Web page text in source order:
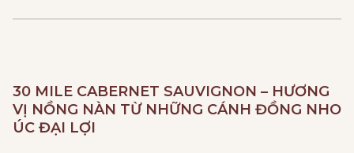
30 MILE CABERNET SAUVIGNON – HƯƠNG
VỊ NỒNG NÀN TỪ NHỮNG CÁNH ĐỒNG NHO
ÚC ĐẠI LỢI